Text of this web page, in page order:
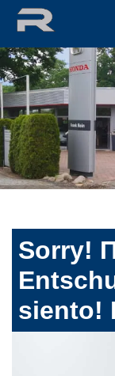
Sorry!
siento!